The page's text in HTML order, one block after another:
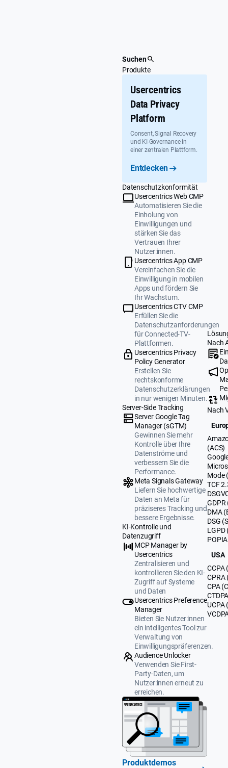
Suchen
Produkte
Usercentrics
Data Privacy
Platform
Consent, Signal Recovery
und KI-Governance in
einer zentralen Plattform.
Entdecken
Datenschutzkonformität
Usercentrics Web CMP
Automatisieren Sie die
Einholung von
Einwilligungen und
stärken Sie das
Vertrauen Ihrer
Nutzer:innen.
Usercentrics App CMP
Vereinfachen Sie die
Einwilligung in mobilen
Apps und fördern Sie
Ihr Wachstum.
Usercentrics CTV CMP
Erfüllen Sie die
Datenschutzanforderungen
für Connected-TV-
Plattformen.
Usercentrics Privacy
Policy Generator
Erstellen Sie
rechtskonforme
Datenschutzerklärungen
in nur wenigen Minuten.
Server-Side Tracking
Server Google Tag
Manager (sGTM)
Gewinnen Sie mehr
Kontrolle über Ihre
Datenströme und
verbessern Sie die
Performance.
Meta Signals Gateway
Liefern Sie hochwertige
Daten an Meta für
präziseres Tracking und
bessere Ergebnisse.
KI-Kontrolle und
Datenzugriff
MCP Manager by
Usercentrics
Zentralisieren und
kontrollieren Sie den KI-
Zugriff auf Systeme
und Daten
Usercentrics Preference
Manager
Bieten Sie Nutzer:innen
ein intelligentes Tool zur
Verwaltung von
Einwilligungspräferenzen.
Audience Unlocker
Verwenden Sie First-
Party-Daten, um
Nutzer:innen erneut zu
erreichen.
Produktdemos
Nach
Nach
(ACS)
Mode
TCF
GDPR
DMA
DSG
LGPD
USA
CCPA
CPRA
CPA
UCPA